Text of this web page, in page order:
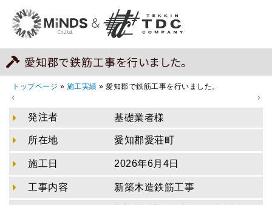
愛知郡で鉄筋工事を行いました。
トップページ » 施工実績 » 愛知郡で鉄筋工事を行いました。
発注者 基礎業者様
所在地 愛知郡愛荘町
施工日 2026年6月4日
工事内容 新築木造鉄筋工事